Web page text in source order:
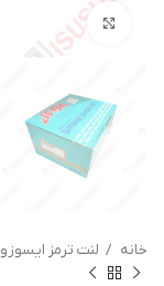
بزرگنمایی تصویر
خانه لنت ترمز ایسوزو